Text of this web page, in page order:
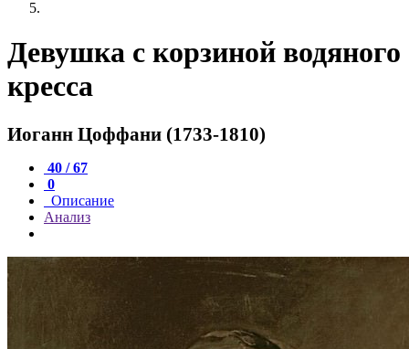
Девушка с корзиной водяного
кресса
Иоганн Цоффани (1733-1810)
40 / 67
0
Описание
Анализ